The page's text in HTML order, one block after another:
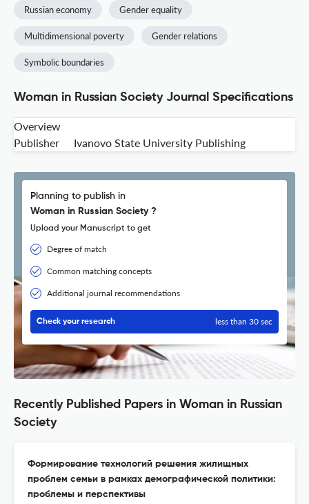
Russian economy Gender equality
Multidimensional poverty Gender relations
Symbolic boundaries
Woman in Russian Society Journal Specifications
Overview
Publisher
Ivanovo State University Publishing
Planning to publish in
Woman in Russian Society ?
Upload your Manuscript to get
Degree of match
Common matching concepts
Additional journal recommendations
Check your research less than 30 sec
Recently Published Papers in Woman in Russian
Society
Формирование технологий решения жилищных
проблем семьи в рамках демографической политики:
проблемы и перспективы